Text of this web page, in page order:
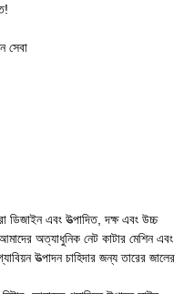
সেবা
ডিজাইন এবং উত্পাদিত, দক্ষ এবং উচ্চ
অত্যাধুনিক নেট কাটার মেশিন এবং
উত্পাদন চাহিদার জন্য তারের জালের